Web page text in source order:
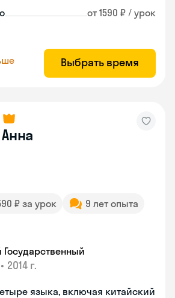
от 1590 ₽ / урок
Выбрать время
Анна
₽ за урок
9 лет опыта
• 2014 г.
языка, включая китайский